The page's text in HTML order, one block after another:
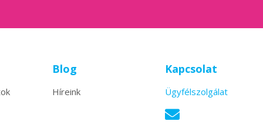
Blog
Híreink
Kapcsolat
Ügyfélszolgálat